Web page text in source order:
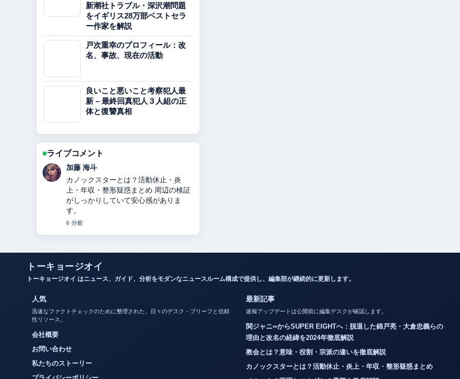
新潮社トラブル・深沢潮問題
をイギリス28万部ベストセラ
ー作家を解説
戸次重幸のプロフィール：改
名、事故、現在の活動
良いこと悪いこと考察犯人最
新 – 最終回真犯人３人組の正
体と復讐真相
ライブコメント
加藤 海斗
カノックスターとは？活動休止・炎
上・年収・整形疑惑まとめ 周辺の検証
がしっかりしていて安心感がありま
す。
6 分前
トーキョージオイ
トーキョージオイ はニュース、ガイド、分析をモダンなニュースルーム構成で提供し、編集部が継続的に更新します。
人気
迅速なファクトチェックのために整理された、日々のデスク・ブリーフと信頼
性リソース。
会社概要
お問い合わせ
私たちのストーリー
最新記事
速報アップデートは公開前に編集デスクが確認します。
関ジャニ∞からSUPER EIGHTへ：脱退した錦戸亮・大倉忠義らの
理由と改名の経緯を2024年徹底解説
教会とは？意味・役割・宗派の違いを徹底解説
カノックスターとは？活動休止・炎上・年収・整形疑惑まとめ